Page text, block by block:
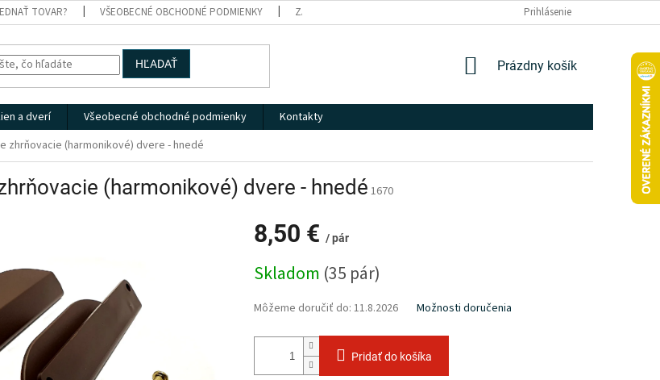
TOVAR? VŠEOBECNÉ OBCHODNÉ PODMIENKY ZÁSADY SPRACOVANIA A OCHRANY OSOBNÝCH ÚDAJOVPrihlásenie
HĽADAŤ
NÁKUPNÝ
Prázdny košík
a dverí Všeobecné obchodné podmienky
Kontakty
zhrňovacie (harmonikové) dvere - hnedé
(harmonikové) dvere - hnedé 1670
8,50 € / pár
cena:
Skladom (35 pár)
Môžeme doručiť do: 11.8.2026 Možnosti doručenia
Pridať do košíka